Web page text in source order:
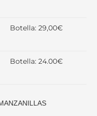
Botella: 29,00€
Botella: 24.00€